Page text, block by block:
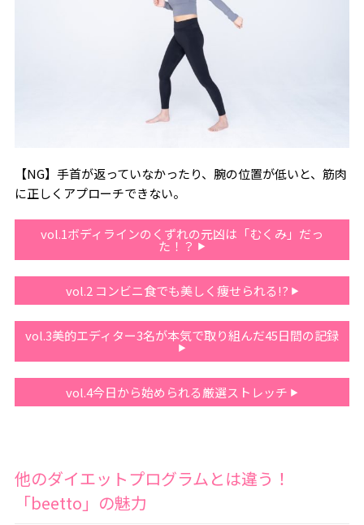
【NG】手首が返っていなかったり、腕の位置が低いと、筋肉
に正しくアプローチできない。
vol.1ボディラインのくずれの元凶は「むくみ」だっ
た！？
vol.2 コンビニ食でも美しく痩せられる!?
vol.3美的エディター3名が本気で取り組んだ45日間の記録
vol.4今日から始められる厳選ストレッチ
他のダイエットプログラムとは違う！
「beetto」の魅力